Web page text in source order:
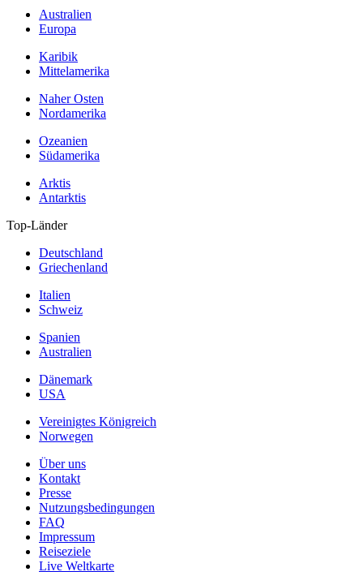
Australien
Europa
Karibik
Mittelamerika
Naher Osten
Nordamerika
Ozeanien
Südamerika
Arktis
Antarktis
Top-Länder
Deutschland
Griechenland
Italien
Schweiz
Spanien
Australien
Dänemark
USA
Vereinigtes Königreich
Norwegen
Über uns
Kontakt
Presse
Nutzungsbedingungen
FAQ
Impressum
Reiseziele
Live Weltkarte